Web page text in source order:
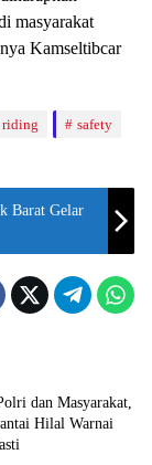
masyarakat
Kamseltibcar
riding
safety
Barat Gelar
dan Masyarakat,
Hilal Warnai